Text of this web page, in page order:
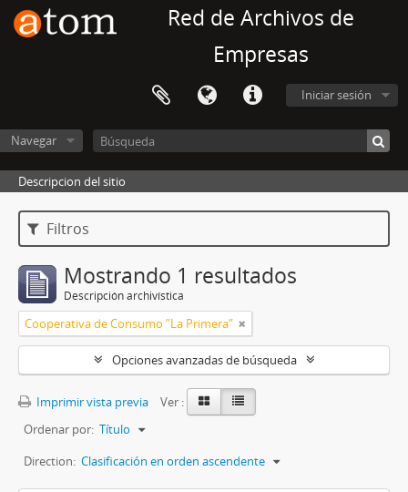
Red de Archivos de
Empresas
Iniciar sesión
Navegar
Descripcion del sitio
Filtros
Mostrando 1 resultados
Descripción archivística
Cooperativa de Consumo ”La Primera”
Opciones avanzadas de búsqueda
Imprimir vista previa
Ver :
Ordenar por: Título
Direction: Clasificación en orden ascendente